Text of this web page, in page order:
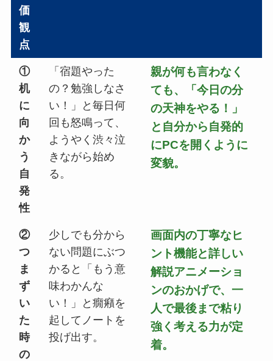
価
観
点
①
机
に
向
か
う
自
発
性
「宿題やった
の？勉強しなさ
い！」と毎日何
回も怒鳴って、
ようやく渋々泣
きながら始め
る。
親が何も言わなく
ても、「今日の分
の天神をやる！」
と自分から自発的
にPCを開くように
変貌。
②
つ
ま
ず
い
た
時
の
少しでも分から
ない問題にぶつ
かると「もう意
味わかんな
い！」と癇癪を
起してノートを
投げ出す。
画面内の丁寧なヒ
ント機能と詳しい
解説アニメーショ
ンのおかげで、一
人で最後まで粘り
強く考える力が定
着。